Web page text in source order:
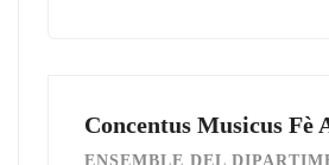
Concentus Musicus Fè
ENSEMBLE DEL